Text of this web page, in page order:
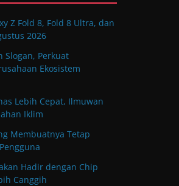
Z Fold 8, Fold 8 Ultra, dan
2026
Slogan, Perkuat
Ekosistem
Lebih Cepat, Ilmuwan
Iklim
Membuatnya Tetap
Hadir dengan Chip
Canggih